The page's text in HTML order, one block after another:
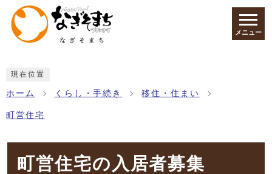
ページの先頭です
メニュー
現在位置
ホーム くらし・手続き 移住・住まい
町営住宅
町営住宅の入居者募集